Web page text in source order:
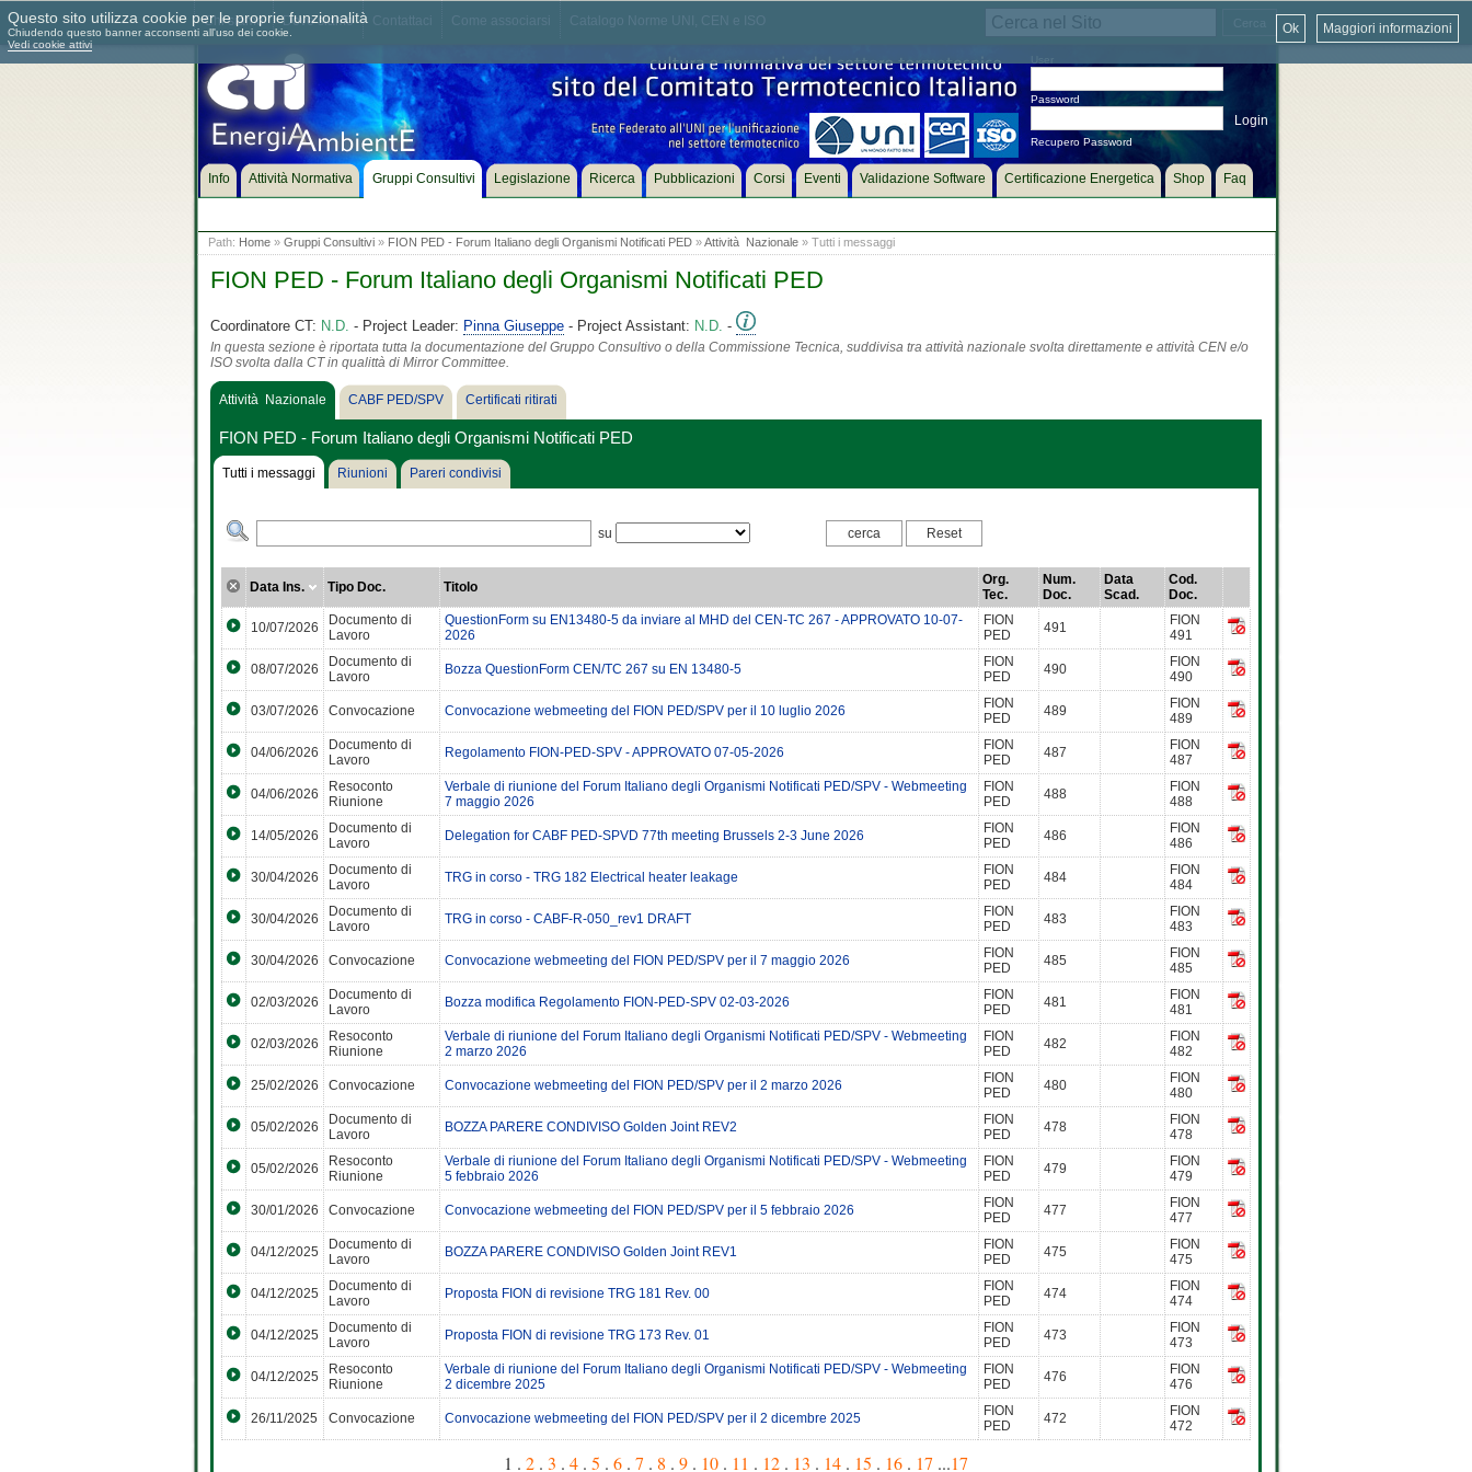
Chi siamo Dove siamo
Password
Recupero Password
Info Attività Normativa Gruppi Consultivi Legislazione Ricerca Pubblicazioni Corsi Eventi Validazione Software Certificazione Energetica Shop Faq
Path: Home» Gruppi Consultivi» FION PED - Forum Italiano degli Organismi Notificati PED»Attività Nazionale» Tutti i messaggi
FION PED - Forum Italiano degli Organismi Notificati PED
Coordinatore CT: N.D. - Project Leader: Pinna Giuseppe- Project Assistant: N.D. -
In questa sezione è riportata tutta la documentazione del Gruppo Consultivo o della Commissione Tecnica, suddivisa tra attività nazionale svolta direttamente e attività CEN e/o
ISO svolta dalla CT in qualittà di Mirror Committee.
Attività Nazionale CABF PED/SPV Certificati ritirati
FION PED - Forum Italiano degli Organismi Notificati PED
Tutti i messaggi Riunioni Pareri condivisi
su
Data Ins. Tipo Doc. Titolo
Org.
Tec.
Num.
Doc.
Data
Scad.
Cod.
Doc.
10/07/2026
Documento di
Lavoro
QuestionForm su EN13480-5 da inviare al MHD del CEN-TC 267 - APPROVATO 10-07-
2026
FION
PED
491
FION
491
08/07/2026
Documento di
Lavoro
Bozza QuestionForm CEN/TC 267 su EN 13480-5
FION
PED
490
FION
490
03/07/2026 Convocazione Convocazione webmeeting del FION PED/SPV per il 10 luglio 2026
FION
PED
489
FION
489
04/06/2026
Documento di
Lavoro
Regolamento FION-PED-SPV - APPROVATO 07-05-2026
FION
PED
487
FION
487
04/06/2026
Resoconto
Riunione
Verbale di riunione del Forum Italiano degli Organismi Notificati PED/SPV - Webmeeting
7 maggio 2026
FION
PED
488
FION
488
14/05/2026
Documento di
Lavoro
Delegation for CABF PED-SPVD 77th meeting Brussels 2-3 June 2026
FION
PED
486
FION
486
30/04/2026
Documento di
Lavoro
TRG in corso - TRG 182 Electrical heater leakage
FION
PED
484
FION
484
30/04/2026
Documento di
Lavoro
TRG in corso - CABF-R-050_rev1 DRAFT
FION
PED
483
FION
483
30/04/2026 Convocazione Convocazione webmeeting del FION PED/SPV per il 7 maggio 2026
FION
PED
485
FION
485
02/03/2026
Documento di
Lavoro
Bozza modifica Regolamento FION-PED-SPV 02-03-2026
FION
PED
481
FION
481
02/03/2026
Resoconto
Riunione
Verbale di riunione del Forum Italiano degli Organismi Notificati PED/SPV - Webmeeting
2 marzo 2026
FION
PED
482
FION
482
25/02/2026 Convocazione Convocazione webmeeting del FION PED/SPV per il 2 marzo 2026
FION
PED
480
FION
480
05/02/2026
Documento di
Lavoro
BOZZA PARERE CONDIVISO Golden Joint REV2
FION
PED
478
FION
478
05/02/2026
Resoconto
Riunione
Verbale di riunione del Forum Italiano degli Organismi Notificati PED/SPV - Webmeeting
5 febbraio 2026
FION
PED
479
FION
479
30/01/2026 Convocazione Convocazione webmeeting del FION PED/SPV per il 5 febbraio 2026
FION
PED
477
FION
477
04/12/2025
Documento di
Lavoro
BOZZA PARERE CONDIVISO Golden Joint REV1
FION
PED
475
FION
475
04/12/2025
Documento di
Lavoro
Proposta FION di revisione TRG 181 Rev. 00
FION
PED
474
FION
474
04/12/2025
Documento di
Lavoro
Proposta FION di revisione TRG 173 Rev. 01
FION
PED
473
FION
473
04/12/2025
Resoconto
Riunione
Verbale di riunione del Forum Italiano degli Organismi Notificati PED/SPV - Webmeeting
2 dicembre 2025
FION
PED
476
FION
476
26/11/2025 Convocazione Convocazione webmeeting del FION PED/SPV per il 2 dicembre 2025
FION
PED
472
FION
472
1 . 2. 3 . 4. 5 . 6. 7 . 8 . 9. 10. 11 . 12. 13 . 14. 15 . 16. 17 ...17
Questo sito utilizza cookie per le proprie funzionalità
Chiudendo questo banner acconsenti all'uso dei cookie.
Vedi cookie attivi
Maggiori informazioni
Ok